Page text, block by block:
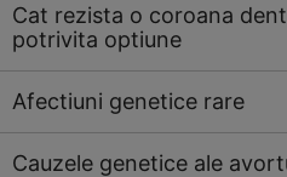
Cat rezista o coroana
potrivita optiune
Afectiuni genetice rare
Cauzele genetice ale